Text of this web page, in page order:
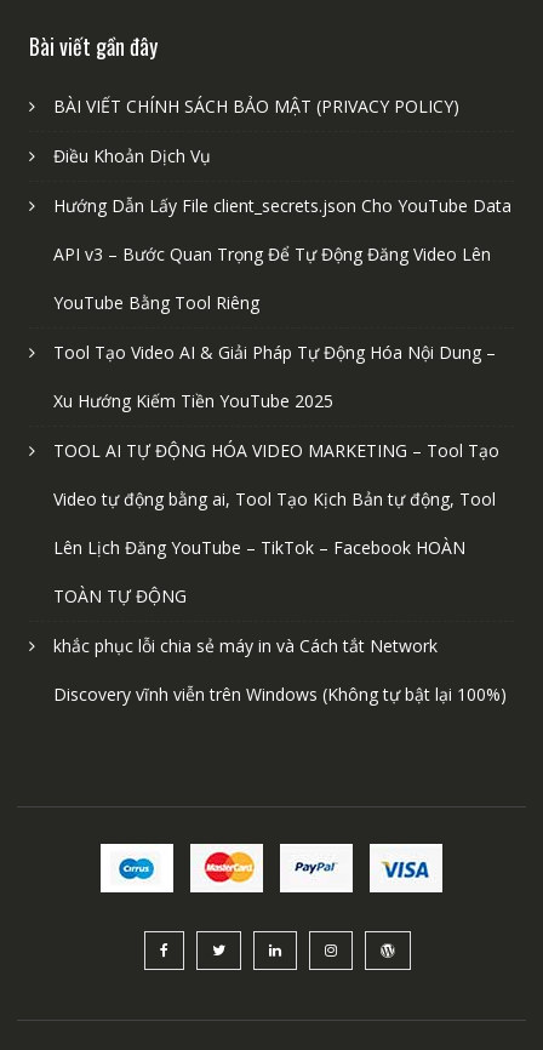
Bài viết gần đây
BÀI VIẾT CHÍNH SÁCH BẢO MẬT (PRIVACY POLICY)
Điều Khoản Dịch Vụ
Hướng Dẫn Lấy File client_secrets.json Cho YouTube Data
API v3 – Bước Quan Trọng Để Tự Động Đăng Video Lên
YouTube Bằng Tool Riêng
Tool Tạo Video AI & Giải Pháp Tự Động Hóa Nội Dung –
Xu Hướng Kiếm Tiền YouTube 2025
TOOL AI TỰ ĐỘNG HÓA VIDEO MARKETING – Tool Tạo
Video tự động bằng ai, Tool Tạo Kịch Bản tự động, Tool
Lên Lịch Đăng YouTube – TikTok – Facebook HOÀN
TOÀN TỰ ĐỘNG
khắc phục lỗi chia sẻ máy in và Cách tắt Network
Discovery vĩnh viễn trên Windows (Không tự bật lại 100%)